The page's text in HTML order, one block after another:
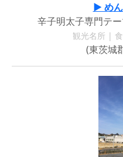
▶ め
辛子明太子専門テ
観光名所 |
(東茨城